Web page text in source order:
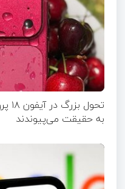
به حقیقت می‌پیوندند